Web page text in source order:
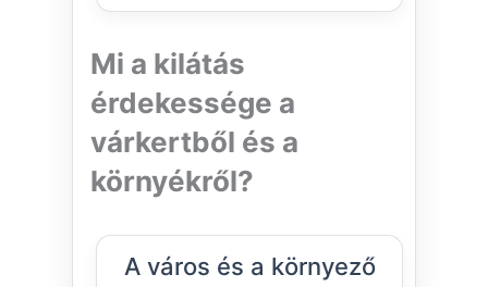
Mi a kilátás
érdekessége a
várkertből és a
környékről?
A város és a környező